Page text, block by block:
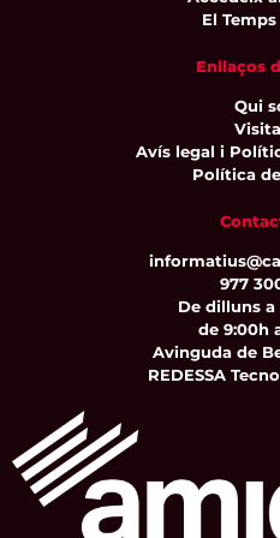
El
Enllaços
Qui
Avís legal i
Política
977
De dilluns
de 9:00h
Avinguda de
REDESSA